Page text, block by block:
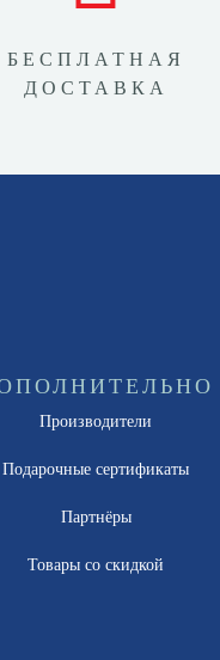
БЕСПЛАТНАЯ
ДОСТАВКА
Производители
Подарочные сертификаты
Партнёры
Товары со скидкой